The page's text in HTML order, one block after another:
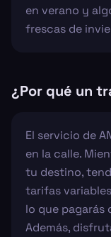
en verano y
frescas de
¿Por qué un
El servicio de
en la calle.
tu destino,
tarifas
lo que pagarás
Además,